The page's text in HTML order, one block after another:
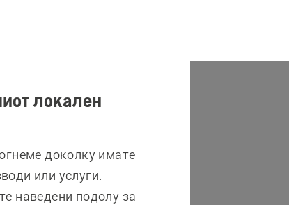
локален
доколку имате
или услуги.
наведени подолу за